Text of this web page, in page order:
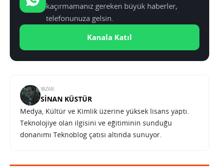
kaçırmamanız gereken büyük haberler,
telefonunuza gelsin.
Kanala Katıl
YAZAR:
SINAN KÜSTÜR
Medya, Kültür ve Kimlik üzerine yüksek lisans yaptı.
Teknolojiye olan ilgisini ve eğitiminin sunduğu
donanımı Teknoblog çatısı altında sunuyor.